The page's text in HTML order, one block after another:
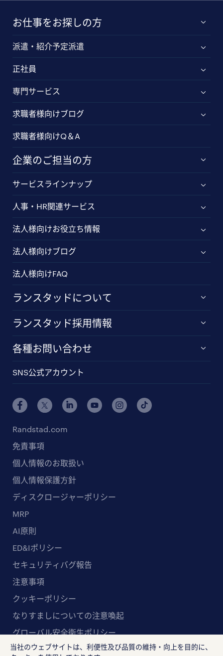
お仕事をお探しの方
派遣・紹介予定派遣
正社員
専門サービス
求職者様向けブログ
求職者様向けQ＆A
企業のご担当の方
サービスラインナップ
人事・HR関連サービス
法人様向けお役立ち情報
法人様向けブログ
法人様向けFAQ
ランスタッドについて
ランスタッド採用情報
各種お問い合わせ
SNS公式アカウント
Randstad.com
免責事項
個人情報のお取扱い
個人情報保護方針
ディスクロージャーポリシー
MRP
AI原則
ED&Iポリシー
セキュリティバグ報告
注意事項
クッキーポリシー
なりすましについての注意喚起
グローバル安全衛生ポリシー
マルチステークホルダー方針
当社のウェブサイトは、利便性及び品質の維持・向上を目的に、